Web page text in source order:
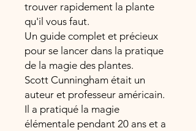
trouver rapidement la plante
qu'il vous faut.
Un guide complet et précieux
pour se lancer dans la pratique
de la magie des plantes.
Scott Cunningham était un
auteur et professeur américain.
Il a pratiqué la magie
élémentale pendant 20 ans et a